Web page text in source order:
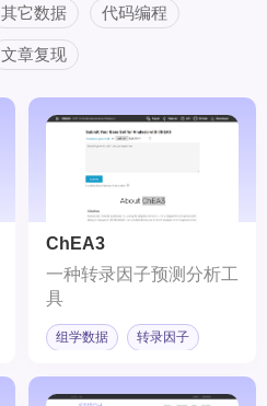
其它数据 代码编程
文章复现
ChEA3
一种转录因子预测分析工
具
组学数据 转录因子